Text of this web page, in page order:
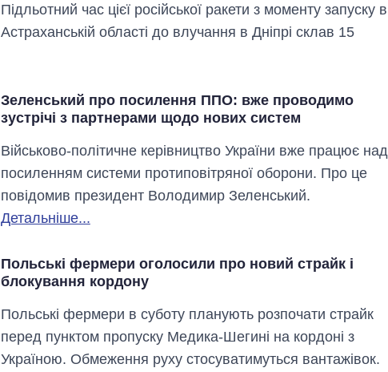
Підльотний час цієї російської ракети з моменту запуску в
Астраханській області до влучання в Дніпрі склав 15
Зеленський про посилення ППО: вже проводимо
зустрічі з партнерами щодо нових систем
Військово-політичне керівництво України вже працює над
посиленням системи протиповітряної оборони. Про це
повідомив президент Володимир Зеленський.
Детальніше...
Польські фермери оголосили про новий страйк і
блокування кордону
Польські фермери в суботу планують розпочати страйк
перед пунктом пропуску Медика-Шегині на кордоні з
Україною. Обмеження руху стосуватимуться вантажівок.
бюджет
Міністерства
оборони за 13